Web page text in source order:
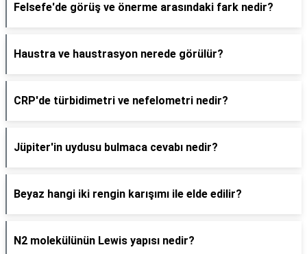
Felsefe'de görüş ve önerme arasındaki fark nedir?
Haustra ve haustrasyon nerede görülür?
CRP'de türbidimetri ve nefelometri nedir?
Jüpiter'in uydusu bulmaca cevabı nedir?
Beyaz hangi iki rengin karışımı ile elde edilir?
N2 molekülünün Lewis yapısı nedir?